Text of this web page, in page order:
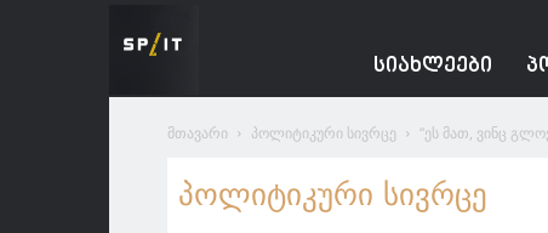
ᲡᲘᲐᲮᲚᲔᲔᲑᲘ
მთავარი პოლიტიკური სივრცე “ეს მათ, ვინც
პოლიტიკური სივრცე